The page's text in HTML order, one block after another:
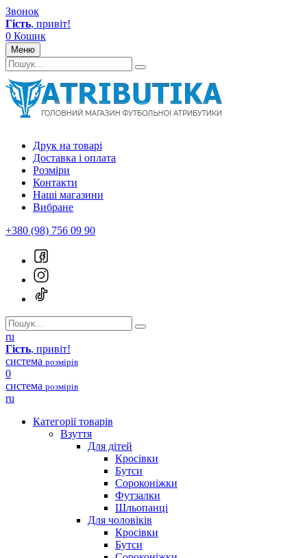
Звонок
Гість, привіт!
0 Кошик
Меню
Друк на товарі
Доставка і оплата
Розміри
Контакти
Наші магазини
Вибране
+380 (98) 756 09 90
ru
Гість, привіт!
система розмірів
0
система розмірів
ru
Категорії товарів
Взуття
Для дітей
Кросівки
Бутси
Сороконіжки
Футзалки
Шльопанці
Для чоловіків
Кросівки
Бутси